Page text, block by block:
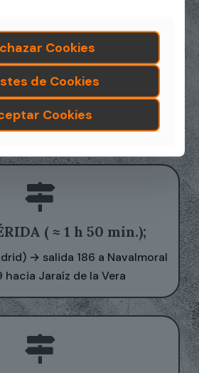
( ≈ 1 h 35 min.):
A-5 (sentido Madrid) → salida
→ EX-119 hacia Jaraíz de la
Vera
( ≈ 1 h 50 min.);
→ salida 186 a Navalmoral
hacia Jaraíz de la Vera
Cookies
de Cookies
Cookies